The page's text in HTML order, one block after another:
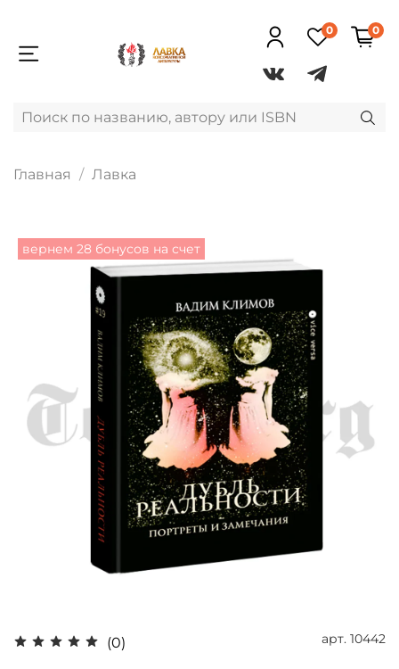
0 0
Главная Лавка
вернем 28 бонусов на счет
(0) арт. 10442